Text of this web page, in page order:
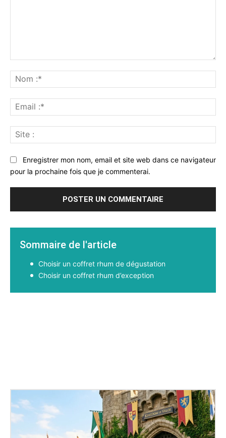
:*
:*
:
Enregistrer mon nom, email et site web dans ce navigateur
pour la prochaine fois que je commenterai.
Sommaire de l'article
Choisir un coffret rhum de dégustation
Choisir un coffret rhum d’exception